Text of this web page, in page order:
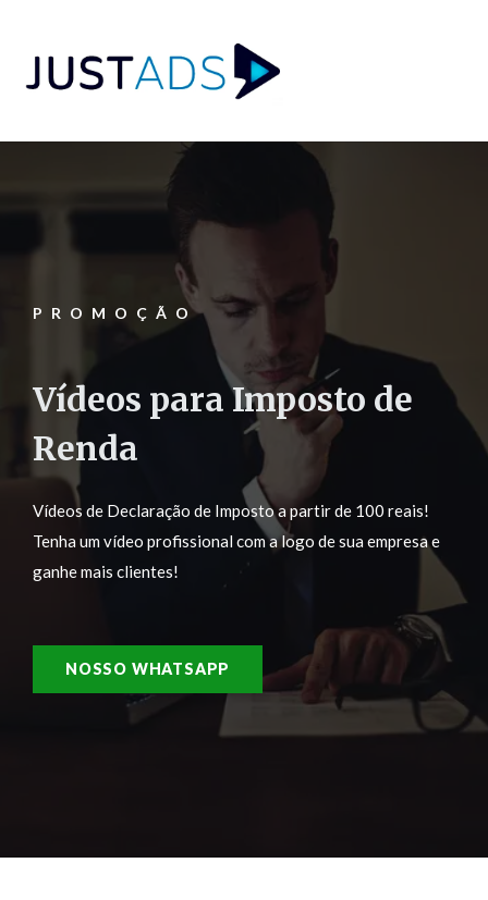
PROMOÇÃO
Vídeos para Imposto de
Renda
Vídeos de Declaração de Imposto a partir de 100 reais!
Tenha um vídeo profissional com a logo de sua empresa e
ganhe mais clientes!
NOSSO WHATSAPP